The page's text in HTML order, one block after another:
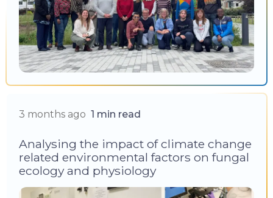
3 months ago 1 min read
Analysing the impact of climate change
related environmental factors on fungal
ecology and physiology